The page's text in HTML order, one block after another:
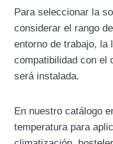
Para seleccionar la
considerar el rango
entorno de trabajo, la
compatibilidad con el
será instalada.
En nuestro catálogo
temperatura para